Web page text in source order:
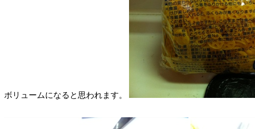
ボリュームになると思われます。